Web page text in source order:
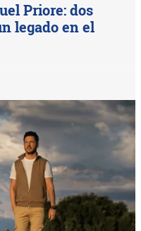
Priore: dos
legado en el